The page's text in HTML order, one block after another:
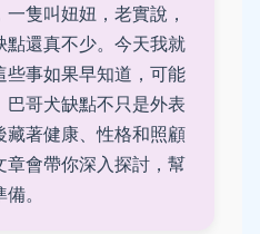
隻叫妞妞，老實說，
還真不少。今天我就
些事如果早知道，可能
哥犬缺點不只是外表
著健康、性格和照顧
章會帶你深入探討，幫
。